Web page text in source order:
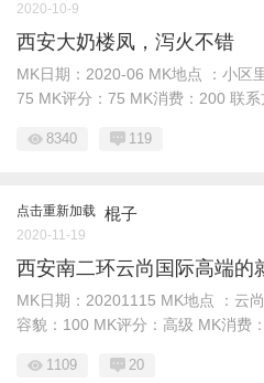
2020-10-9
西安大奶楼凤，泻火不错
MK日期：2020-06 MK地点 ：小区
75 MK评分：75 MK消费：200 联系
8340 119
点击重新加载 棍子
2020-11-19
西安南二环云尚国际高端的
MK日期：20201115 MK地点 ：云
容貌：100 MK评分：高级 MK消费
1109 20